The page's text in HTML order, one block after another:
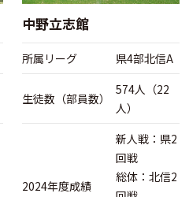
中野立志館
所属リーグ 県4部北信A
生徒数（部員数）
574人（22
人）
2024年度成績
新人戦：県2
回戦
総体：北信2